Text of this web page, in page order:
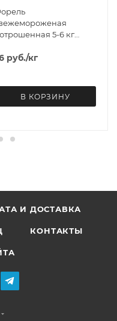
5-6 кг
руб./кг
В КОРЗИНУ
И ДОСТАВКА
КОНТАКТЫ